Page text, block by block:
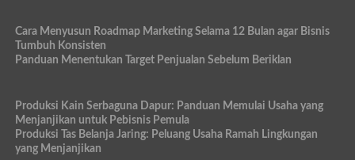
Cara Menyusun Roadmap Marketing Selama 12 Bulan agar Bisnis
Tumbuh Konsisten
Panduan Menentukan Target Penjualan Sebelum Beriklan
Produksi Kain Serbaguna Dapur: Panduan Memulai Usaha yang
Menjanjikan untuk Pebisnis Pemula
Produksi Tas Belanja Jaring: Peluang Usaha Ramah Lingkungan
yang Menjanjikan